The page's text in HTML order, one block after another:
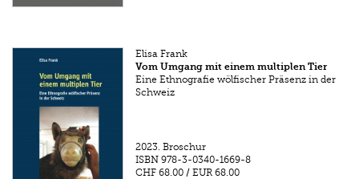
Elisa Frank
Vom Umgang mit einem multiplen Tier
Eine Ethnografie wölfischer Präsenz in der
Schweiz
2023. Broschur
ISBN 978-3-0340-1669-8
CHF 68.00 /EUR 68.00